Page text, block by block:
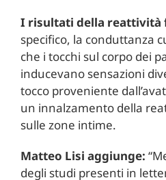
I risultati della reattività
specifico, la conduttanza
che i tocchi sul corpo dei
inducevano sensazioni
tocco proveniente
un innalzamento della
sulle zone intime.
Matteo Lisi aggiunge:
degli studi presenti in